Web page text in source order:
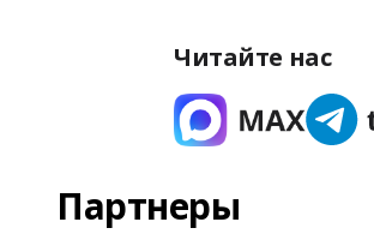
Читайте нас
Партнеры